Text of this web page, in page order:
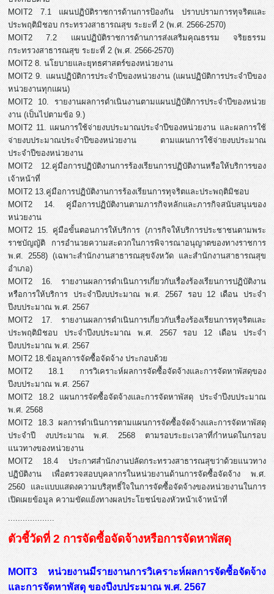
MOIT2 7.1 แผนปฏิบัติราชการด้านการป้องกัน ปราบปรามการทุจริตและ
ประพฤติมิชอบ กระทรวงสาธารณสุข ระยะที่ 2 (พ.ศ. 2566-2570)
MOIT2 7.2 แผนปฏิบัติราชการด้านการส่งเสริมคุณธรรม จริยธรรม
กระทรวงสาธารณสุข ระยะที่ 2 (พ.ศ. 2566-2570)
MOIT2 8. นโยบายและยุทธศาสตร์ของหน่วยงาน
MOIT2 9. แผนปฏิบัติการประจำปีของหน่วยงาน (แผนปฏิบัติการประจำปีของ
หน่วยงานทุกแผน)
MOIT2 10. รายงานผลการดำเนินงานตามแผนปฏิบัติการประจำปีของหน่วย
งาน (เป็นไปตามข้อ 9.)
MOIT2 11. แผนการใช้จ่ายงบประมาณประจำปีของหน่วยงาน และผลการใช้
จ่ายงบประมาณประจำปีของหน่วยงาน ตามแผนการใช้จ่ายงบประมาณ
ประจำปีของหน่วยงาน
MOIT2 12.คู่มือการปฏิบัติงานการร้องเรียนการปฏิบัติงานหรือให้บริการของ
เจ้าหน้าที่
MOIT2 13.คู่มือการปฏิบัติงานการร้องเรียนการทุจริตและประพฤติมิชอบ
MOIT2 14. คู่มือการปฏิบัติงานตามภารกิจหลักและภารกิจสนับสนุนของ
หน่วยงาน
MOIT2 15. คู่มือขั้นตอนการให้บริการ (ภารกิจให้บริการประชาชนตามพระ
ราชบัญญัติ การอำนวยความสะดวกในการพิจารณาอนุญาตของทางราชการ
พ.ศ. 2558) (เฉพาะสำนักงานสาธารณสุขจังหวัด และสำนักงานสาธารณสุข
อำเภอ)
MOIT2 16. รายงานผลการดำเนินการเกี่ยวกับเรื่องร้องเรียนการปฏิบัติงาน
หรือการให้บริการ ประจำปีงบประมาณ พ.ศ. 2567 รอบ 12 เดือน ประจำ
ปีงบประมาณ พ.ศ. 2567
MOIT2 17. รายงานผลการดำเนินการเกี่ยวกับเรื่องร้องเรียนการทุจริตและ
ประพฤติมิชอบ ประจำปีงบประมาณ พ.ศ. 2567 รอบ 12 เดือน ประจำ
ปีงบประมาณ พ.ศ. 2567
MOIT2 18.ข้อมูลการจัดซื้อจัดจ้าง ประกอบด้วย
MOIT2 18.1 การวิเคราะห์ผลการจัดซื้อจัดจ้างและการจัดหาพัสดุของ
ปีงบประมาณ พ.ศ. 2567
MOIT2 18.2 แผนการจัดซื้อจัดจ้างและการจัดหาพัสดุ ประจำปีงบประมาณ
พ.ศ. 2568
MOIT2 18.3 ผลการดำเนินการตามแผนการจัดซื้อจัดจ้างและการจัดหาพัสดุ
ประจำปี งบประมาณ พ.ศ. 2568 ตามรอบระยะเวลาที่กำหนดในกรอบ
แนวทางของหน่วยงาน
MOIT2 18.4 ประกาศสำนักงานปลัดกระทรวงสาธารณสุขว่าด้วยแนวทาง
ปฏิบัติงาน เพื่อตรวจสอบบุคลากรในหน่วยงานด้านการจัดซื้อจัดจ้าง พ.ศ.
2560 และแบบแสดงความบริสุทธิ์ใจในการจัดซื้อจัดจ้างของหน่วยงานในการ
เปิดเผยข้อมูล ความขัดแย้งทางผลประโยชน์ของหัวหน้าเจ้าหน้าที่
...................
ตัวชี้วัดที่ 2 การจัดซื้อจัดจ้างหรือการจัดหาพัสดุ
MOIT3 หน่วยงานมีรายงานการวิเคราะห์ผลการจัดซื้อจัดจ้าง
และการจัดหาพัสดุ ของปีงบประมาณ พ.ศ. 2567